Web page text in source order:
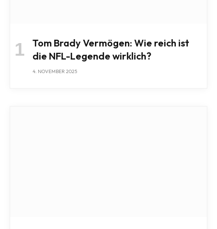
Tom Brady Vermögen: Wie reich ist
die NFL-Legende wirklich?
4. NOVEMBER 2025